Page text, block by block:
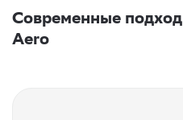
Современные
Aero